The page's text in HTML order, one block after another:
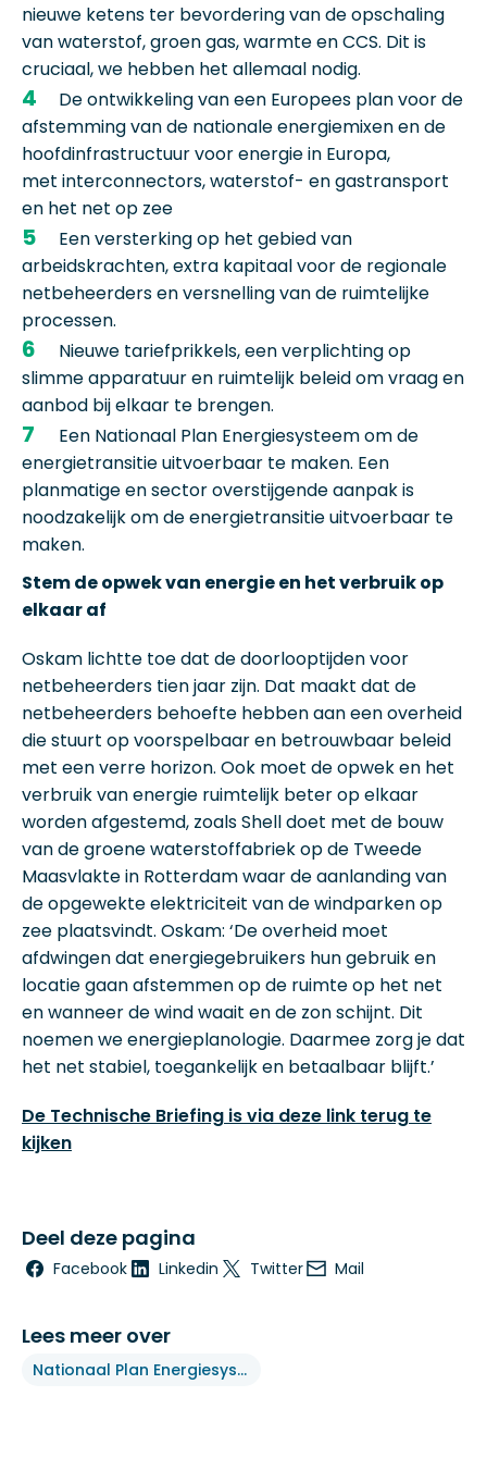
nieuwe ketens ter bevordering van de opschaling
van waterstof, groen gas, warmte en CCS. Dit is
cruciaal, we hebben het allemaal nodig.
De ontwikkeling van een Europees plan voor de
afstemming van de nationale energiemixen en de
hoofdinfrastructuur voor energie in Europa,
met interconnectors, waterstof- en gastransport
en het net op zee
Een versterking op het gebied van
arbeidskrachten, extra kapitaal voor de regionale
netbeheerders en versnelling van de ruimtelijke
processen.
Nieuwe tariefprikkels, een verplichting op
slimme apparatuur en ruimtelijk beleid om vraag en
aanbod bij elkaar te brengen.
Een Nationaal Plan Energiesysteem om de
energietransitie uitvoerbaar te maken. Een
planmatige en sector overstijgende aanpak is
noodzakelijk om de energietransitie uitvoerbaar te
maken.
Stem de opwek van energie en het verbruik op
elkaar af
Oskam lichtte toe dat de doorlooptijden voor
netbeheerders tien jaar zijn. Dat maakt dat de
netbeheerders behoefte hebben aan een overheid
die stuurt op voorspelbaar en betrouwbaar beleid
met een verre horizon. Ook moet de opwek en het
verbruik van energie ruimtelijk beter op elkaar
worden afgestemd, zoals Shell doet met de bouw
van de groene waterstoffabriek op de Tweede
Maasvlakte in Rotterdam waar de aanlanding van
de opgewekte elektriciteit van de windparken op
zee plaatsvindt. Oskam: ‘De overheid moet
afdwingen dat energiegebruikers hun gebruik en
locatie gaan afstemmen op de ruimte op het net
en wanneer de wind waait en de zon schijnt. Dit
noemen we energieplanologie. Daarmee zorg je dat
het net stabiel, toegankelijk en betaalbaar blijft.’
De Technische Briefing is via deze link terug te
kijken
Deel deze pagina
Facebook Linkedin Twitter Mail
Lees meer over
Nationaal Plan Energiesysteem